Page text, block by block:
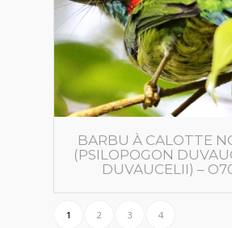
BARBU À CALOTTE
(PSILOPOGON
DUVAUCELII) –
1 2 3 4